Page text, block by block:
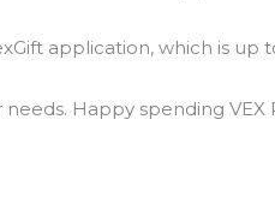
application, which is up
Happy spending VEX